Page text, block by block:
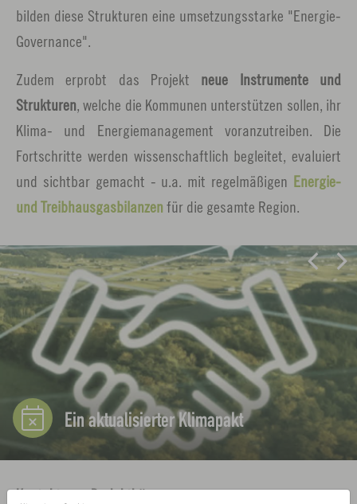
bilden diese Strukturen eine umsetzungsstarke "Energie-
Governance".
Zudem erprobt das Projekt neue Instrumente und
Strukturen, welche die Kommunen unterstützen sollen, ihr
Klima- und Energiemanagement voranzutreiben. Die
Fortschritte werden wissenschaftlich begleitet, evaluiert
und sichtbar gemacht - u.a. mit regelmäßigen Energie-
und Treibhausgasbilanzen für die gesamte Region.
L
i
n
k
e
Ein aktualisierter Klimapakt